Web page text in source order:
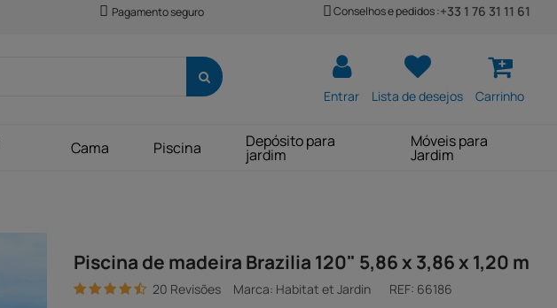
Pagamento seguro Conselhos e pedidos :+33 1 76 31 11 61
Entrar Lista de desejos Carrinho
Cama Piscina Depósito para
jardim
Móveis para
Jardim
Piscina de madeira Brazilia 120" 5,86 x 3,86 x 1,20 m
20 Revisões Marca: Habitat et Jardin REF: 66186